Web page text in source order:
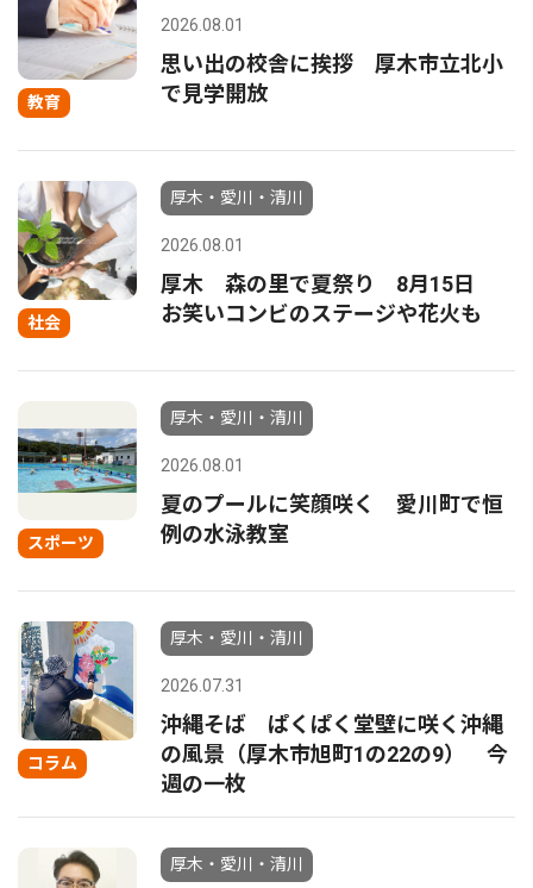
教育
2026.08.01
思い出の校舎に挨拶 厚木市立北小
で見学開放
社会
厚木・愛川・清川
2026.08.01
厚木 森の里で夏祭り 8月15日
お笑いコンビのステージや花火も
スポーツ
厚木・愛川・清川
2026.08.01
夏のプールに笑顔咲く 愛川町で恒
例の水泳教室
コラム
厚木・愛川・清川
2026.07.31
沖縄そば ぱくぱく堂壁に咲く沖縄
の風景（厚木市旭町1の22の9） 今
週の一枚
厚木・愛川・清川